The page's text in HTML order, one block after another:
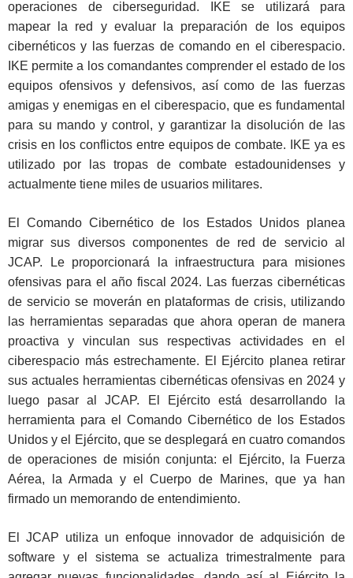
operaciones de ciberseguridad. IKE se utilizará para
mapear la red y evaluar la preparación de los equipos
cibernéticos y las fuerzas de comando en el ciberespacio.
IKE permite a los comandantes comprender el estado de los
equipos ofensivos y defensivos, así como de las fuerzas
amigas y enemigas en el ciberespacio, que es fundamental
para su mando y control, y garantizar la disolución de las
crisis en los conflictos entre equipos de combate. IKE ya es
utilizado por las tropas de combate estadounidenses y
actualmente tiene miles de usuarios militares.
El Comando Cibernético de los Estados Unidos planea
migrar sus diversos componentes de red de servicio al
JCAP. Le proporcionará la infraestructura para misiones
ofensivas para el año fiscal 2024. Las fuerzas cibernéticas
de servicio se moverán en plataformas de crisis, utilizando
las herramientas separadas que ahora operan de manera
proactiva y vinculan sus respectivas actividades en el
ciberespacio más estrechamente. El Ejército planea retirar
sus actuales herramientas cibernéticas ofensivas en 2024 y
luego pasar al JCAP. El Ejército está desarrollando la
herramienta para el Comando Cibernético de los Estados
Unidos y el Ejército, que se desplegará en cuatro comandos
de operaciones de misión conjunta: el Ejército, la Fuerza
Aérea, la Armada y el Cuerpo de Marines, que ya han
firmado un memorando de entendimiento.
El JCAP utiliza un enfoque innovador de adquisición de
software y el sistema se actualiza trimestralmente para